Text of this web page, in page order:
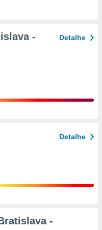
-
Detalhe
Detalhe
-